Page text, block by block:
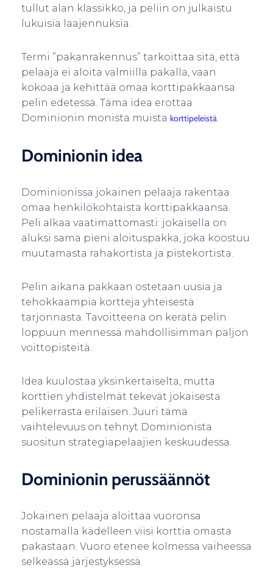
tullut alan klassikko, ja peliin on julkaistu
lukuisia laajennuksia.
Termi ”pakanrakennus” tarkoittaa sitä, että
pelaaja ei aloita valmiilla pakalla, vaan
kokoaa ja kehittää omaa korttipakkaansa
pelin edetessä. Tämä idea erottaa
Dominionin monista muista korttipeleistä.
Dominionin idea
Dominionissa jokainen pelaaja rakentaa
omaa henkilökohtaista korttipakkaansa.
Peli alkaa vaatimattomasti: jokaisella on
aluksi sama pieni aloituspakka, joka koostuu
muutamasta rahakortista ja pistekortista.
Pelin aikana pakkaan ostetaan uusia ja
tehokkaampia kortteja yhteisestä
tarjonnasta. Tavoitteena on kerätä pelin
loppuun mennessä mahdollisimman paljon
voittopisteitä.
Idea kuulostaa yksinkertaiselta, mutta
korttien yhdistelmät tekevät jokaisesta
pelikerrasta erilaisen. Juuri tämä
vaihtelevuus on tehnyt Dominionista
suositun strategiapelaajien keskuudessa.
Dominionin perussäännöt
Jokainen pelaaja aloittaa vuoronsa
nostamalla kädelleen viisi korttia omasta
pakastaan. Vuoro etenee kolmessa vaiheessa
selkeässä järjestyksessä.